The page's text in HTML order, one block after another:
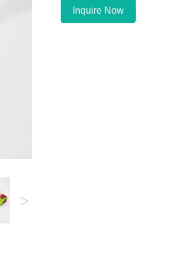
>
Inquire Now